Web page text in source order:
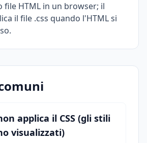
file HTML in un browser; il
il file .css quando l'HTML si
applica il CSS (gli stili
visualizzati)